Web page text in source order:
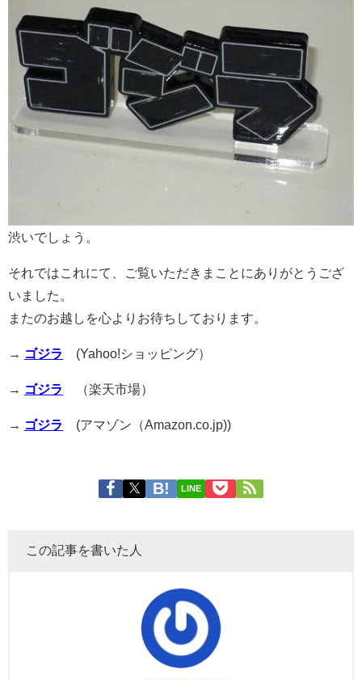
渋いでしょう。
それではこれにて、ご覧いただきまことにありがとうござ
いました。
またのお越しを心よりお待ちしております。
→ ゴジラ (Yahoo!ショッピング）
→ ゴジラ （楽天市場）
→ ゴジラ (アマゾン（Amazon.co.jp))
LINE
この記事を書いた人